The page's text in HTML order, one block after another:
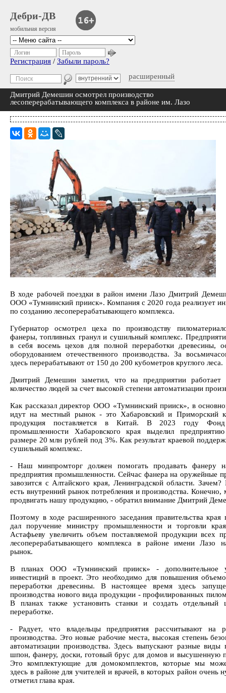
Дебри-ДВ
мобильная версия
расширенный
Логин Пароль
Регистрация / Забыли пароль?
Дмитрий Демешин осмотрел производство
лесоперерабатывающего комплекса в районе им. Лазо
В ходе рабочей поездки в район имени Лазо Дмитрий
ООО «Тумнинский прииск». Компания с 2020 года реализует
по созданию лесоперерабатывающего комплекса.
Губернатор осмотрел цеха по производству
фанеры, топливных гранул и сушильный комплекс.
в себя восемь цехов для полной переработки древесины,
оборудованием отечественного производства. За
здесь перерабатывают от 150 до 200 кубометров круглого леса.
Дмитрий Демешин заметил, что на предприятии работает
количество людей за счет высокой степени автоматизации
Как рассказал директор ООО «Тумнинский прииск», в
идут на местный рынок - это Хабаровский и Приморский
продукция поставляется в Китай. В 2023 году Фонд
промышленности Хабаровского края выделил
размере 20 млн рублей под 3%. Как результат краевой
сушильный комплекс.
- Наш минпромторг должен помогать продавать фанеру
предприятия промышленности. Сейчас фанера на оружейные
завозится с Алтайского края, Ленинградской области.
есть внутренний рынок потребления и производства.
продвигать нашу продукцию, - обратил внимание Дмитрий
Поэтому в ходе расширенного заседания правительства края
дал поручение министру промышленности и торговли
Астафьеву увеличить объем поставляемой продукции всех
лесоперерабатывающего комплекса в районе имени Лазо
рынок.
В планах ООО «Тумнинский прииск» - дополнительное
инвестиций в проект. Это необходимо для повышения
переработки древесины. В настоящее время здесь
производства нового вида продукции - профилированных
В планах также установить станки и создать
переработке.
- Радует, что владельцы предприятия рассчитывают на
производства. Это новые рабочие места, высокая степень
автоматизации производства. Здесь выпускают разные виды
шпон, фанеру, доски, готовый брус для домов и высушенную
Это комплектующие для домокомплектов, которые мы
здесь в районе для учителей и врачей, в которых район очень
отметил глава края.